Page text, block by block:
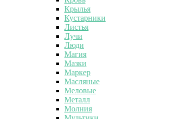
Крылья
Кустарники
Листья
Лучи
Люди
Магия
Мазки
Маркер
Масляные
Меловые
Металл
Молния